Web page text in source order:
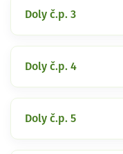
Doly č.p. 3
Doly č.p. 4
Doly č.p. 5